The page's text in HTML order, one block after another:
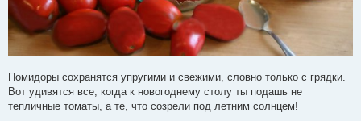
Помидоры сохранятся упругими и свежими, словно только с грядки.
Вот удивятся все, когда к новогоднему столу ты подашь не
тепличные томаты, а те, что созрели под летним солнцем!